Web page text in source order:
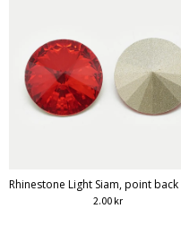
Rhinestone Light Siam, point
2.00 kr